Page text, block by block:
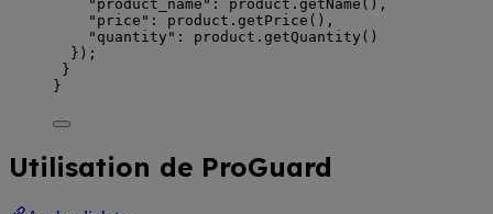
"product_name" : product. getName (),
"price" : product. getPrice (),
"quantity" : product. getQuantity ()
});
}
}
Utilisation de ProGuard